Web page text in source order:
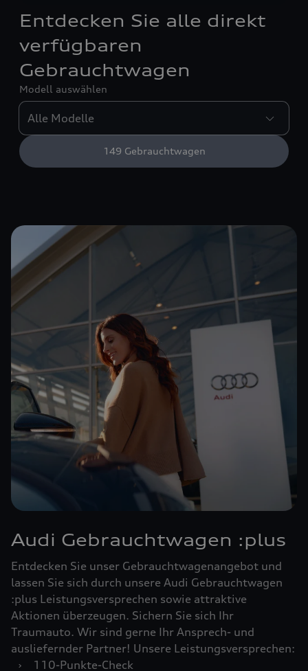
Entdecken Sie alle direkt
verfügbaren
Gebrauchtwagen
Modell auswählen
149 Gebrauchtwagen
Audi Gebrauchtwagen :plus
Entdecken Sie unser Gebrauchtwagenangebot und
lassen Sie sich durch unsere Audi Gebrauchtwagen
:plus Leistungsversprechen sowie attraktive
Aktionen überzeugen. Sichern Sie sich Ihr
Traumauto. Wir sind gerne Ihr Ansprech- und
ausliefernder Partner! Unsere Leistungsversprechen:
›
110-Punkte-Check